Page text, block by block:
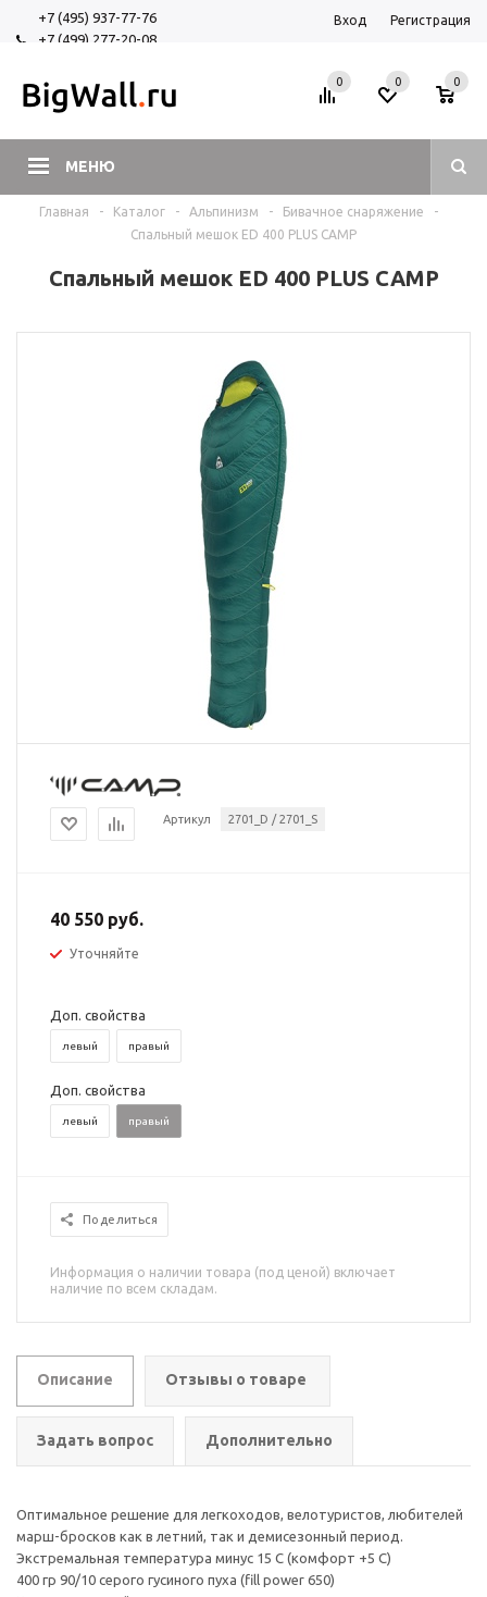
+7 (495) 937-77-76
+7 (499) 277-20-08
Вход Регистрация
МЕНЮ
0 0
0
Главная - Каталог - Альпинизм - Бивачное снаряжение
-
Спальный мешок ED 400 PLUS CAMP
Спальный мешок ED 400 PLUS CAMP
Артикул 2701_D / 2701_S
40 550 руб.
Уточняйте
Доп. свойства
левый правый
Доп. свойства
левый правый
Поделиться
Информация о наличии товара (под ценой) включает
наличие по всем складам.
Описание Отзывы о товаре
Задать вопрос Дополнительно
Оптимальное решение для легкоходов, велотуристов, любителей
марш-бросков как в летний, так и демисезонный период.
Экстремальная температура минус 15 С (комфорт +5 С)
400 гр 90/10 серого гусиного пуха (fill power 650)